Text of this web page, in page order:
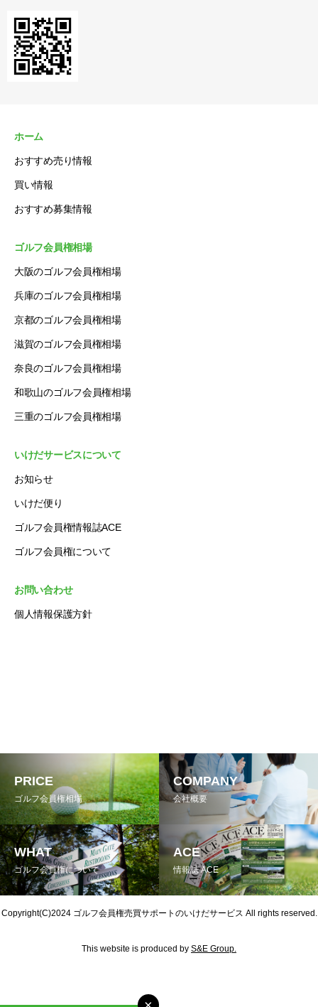
ホーム
おすすめ売り情報
買い情報
おすすめ募集情報
ゴルフ会員権相場
大阪のゴルフ会員権相場
兵庫のゴルフ会員権相場
京都のゴルフ会員権相場
滋賀のゴルフ会員権相場
奈良のゴルフ会員権相場
和歌山のゴルフ会員権相場
三重のゴルフ会員権相場
いけだサービスについて
お知らせ
いけだ便り
ゴルフ会員権情報誌ACE
ゴルフ会員権について
お問い合わせ
個人情報保護方針
PRICE
ゴルフ会員権相場
COMPANY
会社概要
WHAT
ゴルフ会員権について
ACE
情報誌 ACE
Copyright(C)2024 ゴルフ会員権売買サポートのいけだサービス All rights reserved.
This website is produced by S&E Group.